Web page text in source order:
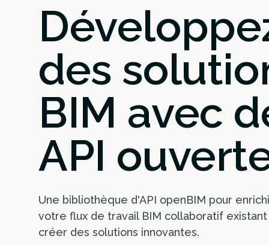
des
BIM avec
API
Une bibliothèque d'API openBIM pour
votre flux de travail BIM collaboratif existant
créer des solutions innovantes.